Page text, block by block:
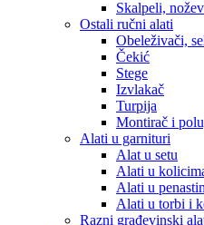
Skalpeli,
Ostali ručni alati
Obeleživači,
Čekić
Stege
Izvlakač
Turpija
Montirač i
Alati u garnituri
Alat u setu
Alati u
Alati u
Alati u torbi i
Razni građevinski